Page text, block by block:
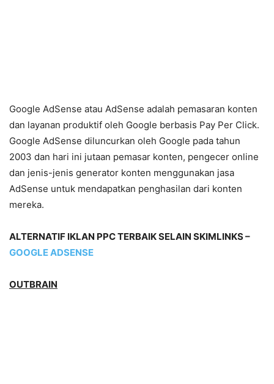
Google AdSense atau AdSense adalah pemasaran konten
dan layanan produktif oleh Google berbasis Pay Per Click.
Google AdSense diluncurkan oleh Google pada tahun
2003 dan hari ini jutaan pemasar konten, pengecer online
dan jenis-jenis generator konten menggunakan jasa
AdSense untuk mendapatkan penghasilan dari konten
mereka.
ALTERNATIF IKLAN PPC TERBAIK SELAIN SKIMLINKS –
GOOGLE ADSENSE
OUTBRAIN